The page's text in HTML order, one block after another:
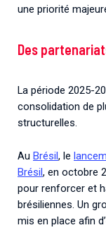
une priorité
Des
La période 2025-
consolidation de
structurelles.
Au Brésil, le
Brésil, en octobre
pour renforcer et
brésiliennes. Un
mis en place afin